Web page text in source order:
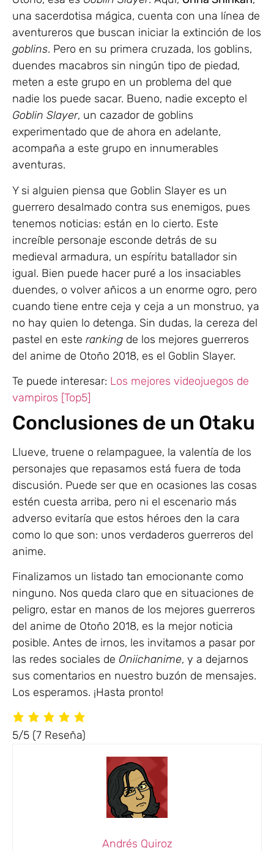
una sacerdotisa mágica, cuenta con una línea de
aventureros que buscan iniciar la extinción de los
goblins. Pero en su primera cruzada, los goblins,
duendes macabros sin ningún tipo de piedad,
meten a este grupo en un problema del que
nadie los puede sacar. Bueno, nadie excepto el
Goblin Slayer, un cazador de goblins
experimentado que de ahora en adelante,
acompaña a este grupo en innumerables
aventuras.
Y si alguien piensa que Goblin Slayer es un
guerrero desalmado contra sus enemigos, pues
tenemos noticias: están en lo cierto. Este
increíble personaje esconde detrás de su
medieval armadura, un espíritu batallador sin
igual. Bien puede hacer puré a los insaciables
duendes, o volver añicos a un enorme ogro, pero
cuando tiene entre ceja y ceja a un monstruo, ya
no hay quien lo detenga. Sin dudas, la cereza del
pastel en este ranking de los mejores guerreros
del anime de Otoño 2018, es el Goblin Slayer.
Te puede interesar: Los mejores videojuegos de
vampiros [Top5]
Conclusiones de un Otaku
Llueve, truene o relampaguee, la valentía de los
personajes que repasamos está fuera de toda
discusión. Puede ser que en ocasiones las cosas
estén cuesta arriba, pero ni el escenario más
adverso evitaría que estos héroes den la cara
como lo que son: unos verdaderos guerreros del
anime.
Finalizamos un listado tan emocionante como
ninguno. Nos queda claro que en situaciones de
peligro, estar en manos de los mejores guerreros
del anime de Otoño 2018, es la mejor noticia
posible. Antes de irnos, les invitamos a pasar por
las redes sociales de Oniichanime, y a dejarnos
sus comentarios en nuestro buzón de mensajes.
Los esperamos. ¡Hasta pronto!
5/5 (7 Reseña)
Andrés Quiroz